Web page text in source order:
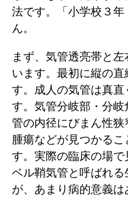
法です。「小学校３
ん。
まず、気管透亮帯と
います。最初に縦の
す。成人の気管は真
す。気管分岐部・分
管の内径にびまん性
腫瘍などが見つかる
す。実際の臨床の場
ベル鞘気管と呼ばれ
が、あまり病的意義